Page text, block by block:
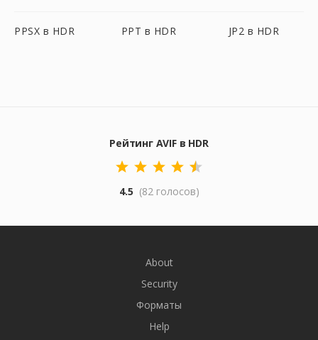
PPSX в HDR PPT в HDR JP2 в HDR
Рейтинг AVIF в HDR
4.5 (82 голосов)
About
Security
Форматы
Help